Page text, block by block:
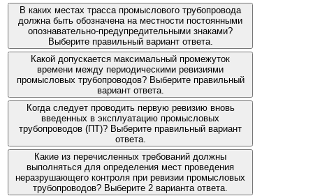
В каких местах трасса промыслового трубопровода
должна быть обозначена на местности постоянными
опознавательно-предупредительными знаками?
Выберите правильный вариант ответа.
Какой допускается максимальный промежуток
времени между периодическими ревизиями
промысловых трубопроводов? Выберите правильный
вариант ответа.
Когда следует проводить первую ревизию вновь
введенных в эксплуатацию промысловых
трубопроводов (ПТ)? Выберите правильный вариант
ответа.
Какие из перечисленных требований должны
выполняться для определения мест проведения
неразрушающего контроля при ревизии промысловых
трубопроводов? Выберите 2 варианта ответа.